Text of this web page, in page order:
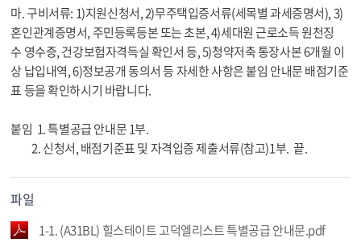
마. 구비서류: 1)지원신청서, 2)무주택입증서류(세목별 과세증명서), 3)
혼인관계증명서, 주민등록등본 또는 초본, 4)세대원 근로소득 원천징
수 영수증, 건강보험자격득실 확인서 등, 5)청약저축 통장사본 6개월 이
상 납입내역, 6)정보공개 동의서 등 자세한 사항은 붙임 안내문 배점기준
표 등을 확인하시기 바랍니다.
붙임 1. 특별공급 안내문 1부.
2. 신청서, 배점기준표 및 자격입증 제출서류(참고)1부. 끝.
파일
1-1. (A31BL) 힐스테이트 고덕엘리스트 특별공급 안내문.pdf